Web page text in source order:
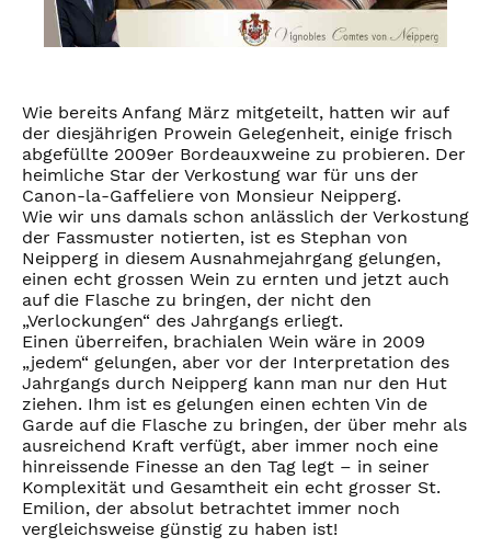
Wie bereits Anfang März mitgeteilt, hatten wir auf
der diesjährigen Prowein Gelegenheit, einige frisch
abgefüllte 2009er Bordeauxweine zu probieren. Der
heimliche Star der Verkostung war für uns der
Canon-la-Gaffeliere von Monsieur Neipperg.
Wie wir uns damals schon anlässlich der Verkostung
der Fassmuster notierten, ist es Stephan von
Neipperg in diesem Ausnahmejahrgang gelungen,
einen echt grossen Wein zu ernten und jetzt auch
auf die Flasche zu bringen, der nicht den
„Verlockungen“ des Jahrgangs erliegt.
Einen überreifen, brachialen Wein wäre in 2009
„jedem“ gelungen, aber vor der Interpretation des
Jahrgangs durch Neipperg kann man nur den Hut
ziehen. Ihm ist es gelungen einen echten Vin de
Garde auf die Flasche zu bringen, der über mehr als
ausreichend Kraft verfügt, aber immer noch eine
hinreissende Finesse an den Tag legt – in seiner
Komplexität und Gesamtheit ein echt grosser St.
Emilion, der absolut betrachtet immer noch
vergleichsweise günstig zu haben ist!